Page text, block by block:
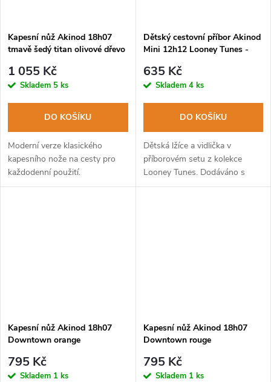
Kapesní nůž Akinod 18h07
tmavě šedý titan olivové dřevo
1 055 Kč
Skladem 5 ks
DO KOŠÍKU
Moderní verze klasického
kapesního nože na cesty pro
každodenní použití.
Dětský cestovní příbor Akinod
Mini 12h12 Looney Tunes -
635 Kč
Skladem 4 ks
DO KOŠÍKU
Dětská lžíce a vidlička v
příborovém setu z kolekce
Looney Tunes. Dodáváno s
pevným PP pouzdrem. Lze mýt
Kapesní nůž Akinod 18h07
Downtown orange
795 Kč
Skladem 1 ks
Kapesní nůž Akinod 18h07
Downtown rouge
795 Kč
Skladem 1 ks